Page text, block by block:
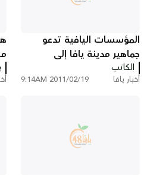
المؤسسات اليافية تدعو
جماهير مدينة يافا إلى
المشاركة في التظاهرة
الحاشدة أمام مقبرة القشلة
الكاتب
أخبار يافا 2011/02/19 9:14AM